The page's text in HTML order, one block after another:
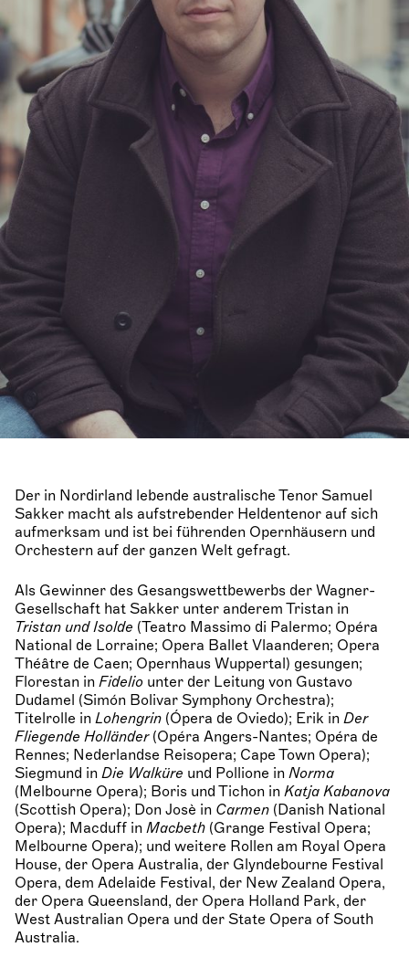
Der in Nordirland lebende australische Tenor Samuel
Sakker macht als aufstrebender Heldentenor auf sich
aufmerksam und ist bei führenden Opernhäusern und
Orchestern auf der ganzen Welt gefragt.
Als Gewinner des Gesangswettbewerbs der Wagner-
Gesellschaft hat Sakker unter anderem Tristan in
Tristan und Isolde (Teatro Massimo di Palermo; Opéra
National de Lorraine; Opera Ballet Vlaanderen; Opera
Théâtre de Caen; Opernhaus Wuppertal) gesungen;
Florestan in Fidelio unter der Leitung von Gustavo
Dudamel (Simón Bolivar Symphony Orchestra);
Titelrolle in Lohengrin (Ópera de Oviedo); Erik in Der
Fliegende Holländer(Opéra Angers-Nantes; Opéra de
Rennes; Nederlandse Reisopera; Cape Town Opera);
Siegmund in Die Walküre und Pollione in Norma
(Melbourne Opera); Boris und Tichon in Katja Kabanova
(Scottish Opera); Don Josè in Carmen (Danish National
Opera); Macduff in Macbeth (Grange Festival Opera;
Melbourne Opera); und weitere Rollen am Royal Opera
House, der Opera Australia, der Glyndebourne Festival
Opera, dem Adelaide Festival, der New Zealand Opera,
der Opera Queensland, der Opera Holland Park, der
West Australian Opera und der State Opera of South
Australia.